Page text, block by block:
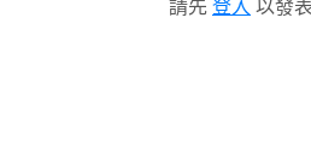
請先 登入 以發